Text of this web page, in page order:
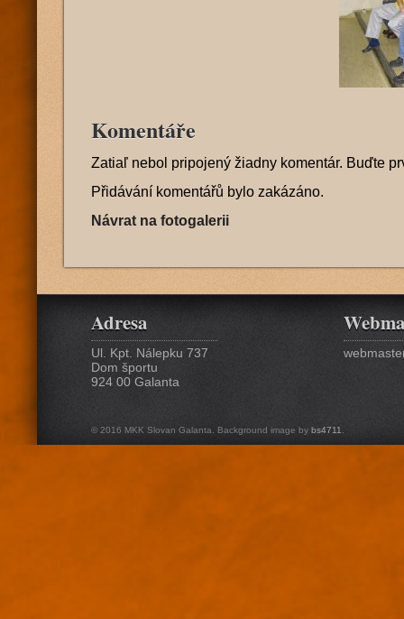
Komentáře
Zatiaľ nebol pripojený žiadny komentár. Buďte
Přidávání komentářů bylo zakázáno.
Návrat na fotogalerii
Adresa
Ul. Kpt. Nálepku 737
Dom športu
924 00 Galanta
© 2016 MKK Slovan Galanta. Background image by bs4711